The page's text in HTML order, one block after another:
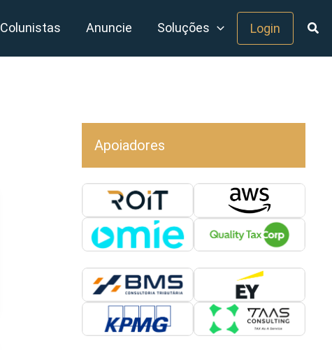
Colunistas Anuncie Soluções Login
Apoiadores